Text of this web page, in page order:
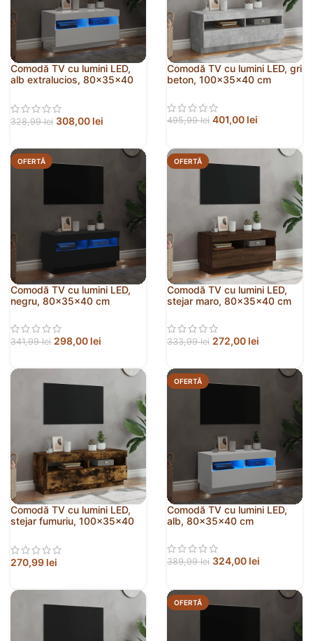
Comodă TV cu lumini LED,
alb extralucios, 80x35x40
328,99lei 308,00 lei
Comodă TV cu lumini LED, gri
beton, 100x35x40 cm
495,99lei 401,00 lei
OFERTĂ
Comodă TV cu lumini LED,
negru, 80x35x40 cm
341,99lei 298,00 lei
OFERTĂ
Comodă TV cu lumini LED,
stejar maro, 80x35x40 cm
333,99lei 272,00 lei
Comodă TV cu lumini LED,
stejar fumuriu, 100x35x40
270,99 lei
OFERTĂ
Comodă TV cu lumini LED,
alb, 80x35x40 cm
389,99lei 324,00 lei
OFERTĂ